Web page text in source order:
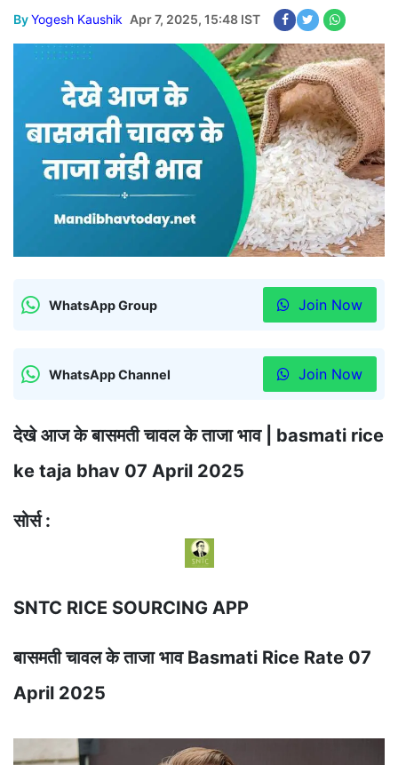
ByYogesh Kaushik Apr 7, 2025, 15:48 IST
WhatsApp Group Join Now
WhatsApp Channel Join Now
देखे आज के बासमती चावल के ताजा भाव | basmati rice
ke taja bhav 07 April 2025
सोर्स :
SNTC RICE SOURCING APP
बासमती चावल के ताजा भाव Basmati Rice Rate 07
April 2025